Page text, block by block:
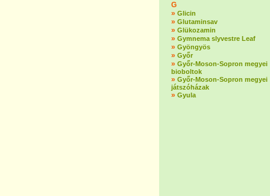
G
» Glicin
» Glutaminsav
» Glükozamin
» Gymnema slyvestre Leaf
» Gyöngyös
» Győr
» Győr-Moson-Sopron megyei
bioboltok
» Győr-Moson-Sopron megyei
játszóházak
» Gyula